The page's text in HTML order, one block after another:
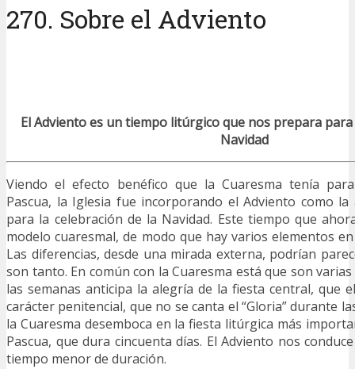
270. Sobre el Adviento
El Adviento es un tiempo litúrgico que nos prepara
Navidad
Viendo el efecto benéfico que la Cuaresma tenía
Pascua, la Iglesia fue incorporando el Adviento como la
para la celebración de la Navidad. Este tiempo que
modelo cuaresmal, de modo que hay varios elementos
Las diferencias, desde una mirada externa, podrían
son tanto. En común con la Cuaresma está que son
las semanas anticipa la alegría de la fiesta central, que
carácter penitencial, que no se canta el “Gloria” durante
la Cuaresma desemboca en la fiesta litúrgica más
Pascua, que dura cincuenta días. El Adviento nos
tiempo menor de duración.